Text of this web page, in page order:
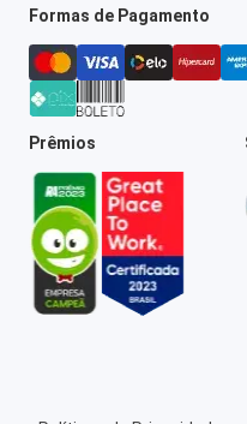
Formas de Pagamento
Prêmios